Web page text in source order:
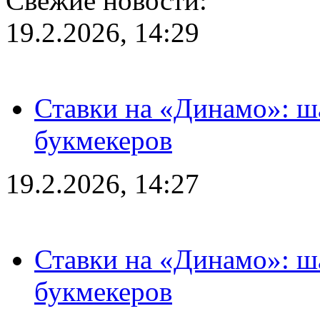
19.2.2026, 14:29
Ставки на «Динамо»:
букмекеров
19.2.2026, 14:27
Ставки на «Динамо»:
букмекеров